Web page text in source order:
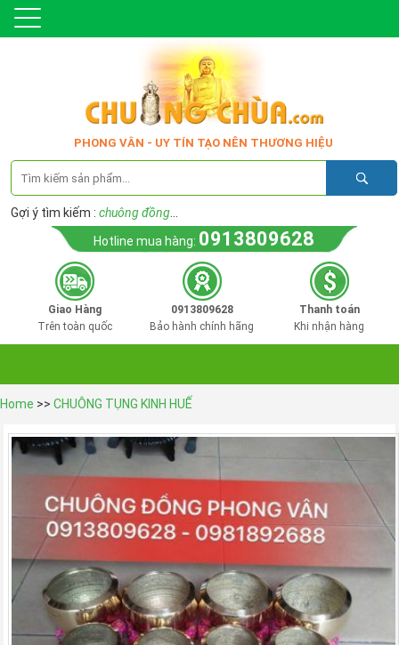
PHONG VÂN - UY TÍN TẠO NÊN THƯƠNG HIỆU
Gợi ý tìm kiếm : chuông đồng
Hotline mua hàng: 0913809628
Giao Hàng
Trên toàn quốc
0913809628
Bảo hành chính hãng
Thanh toán
Khi nhận hàng
Home >> CHUÔNG TỤNG KINH HUẾ